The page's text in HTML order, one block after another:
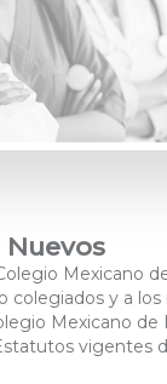
Nuevos
Mexicano
y a
Mexicano de